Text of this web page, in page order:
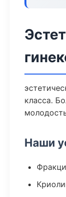
класса.
Наши